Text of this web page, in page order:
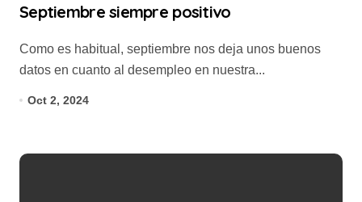
Septiembre siempre positivo
Como es habitual, septiembre nos deja unos buenos
datos en cuanto al desempleo en nuestra...
Oct 2, 2024